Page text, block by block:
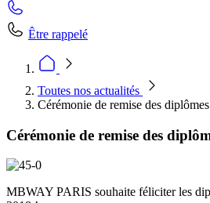
Être rappelé
Toutes nos actualités
Cérémonie de remise des
Cérémonie de remise des
MBWAY PARIS souhaite féliciter les